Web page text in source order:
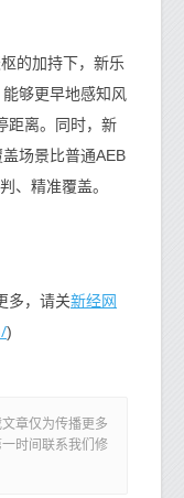
的加持下，新乐
够更早地感知风
距离。同时，新
场景比普通AEB
、精准覆盖。
多，请关新经网
)
章仅为传播更多
时间联系我们修